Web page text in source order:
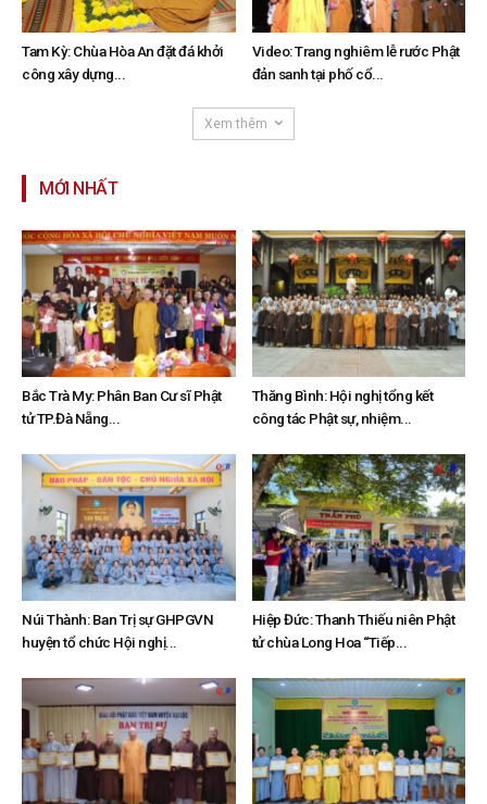
Tam Kỳ: Chùa Hòa An đặt đá khởi
công xây dựng...
Video: Trang nghiêm lễ rước Phật
đản sanh tại phố cổ...
Xem thêm
MỚI NHẤT
Bắc Trà My: Phân Ban Cư sĩ Phật
tử TP.Đà Nẵng...
Thăng Bình: Hội nghị tổng kết
công tác Phật sự, nhiệm...
Núi Thành: Ban Trị sự GHPGVN
huyện tổ chức Hội nghị...
Hiệp Đức: Thanh Thiếu niên Phật
tử chùa Long Hoa “Tiếp...